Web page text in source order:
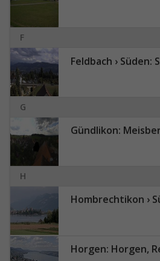
F
Feldbach › Süden:
G
Gündlikon:
H
Hombrechtikon ›
Horgen: Horgen,